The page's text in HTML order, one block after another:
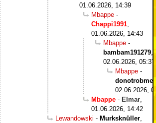
01.06.2026, 14:39
Mbappe -
Chappi1991
01.06.2026, 14:43
Mbappe -
bambam191279
02.06.2026, 05:37
Mbappe -
donotrobme
02.06.2026,
Mbappe - Elmar
01.06.2026, 14:42
Lewandowski - Murksknüller